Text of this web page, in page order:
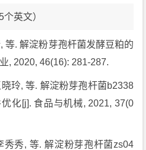
英文）
等. 解淀粉芽孢杆菌发酵豆粕的
, 2020, 46(16): 281-287.
玲, 等. 解淀粉芽孢杆菌b2338
化[j]. 食品与机械, 2021, 37(0
秀秀, 等. 解淀粉芽孢杆菌zs04